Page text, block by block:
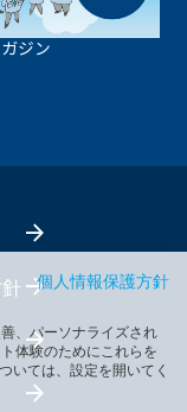
ジン
個人情報保護方針
、パーソナライズされ
体験のためにこれらを
いては、設定を開いてく